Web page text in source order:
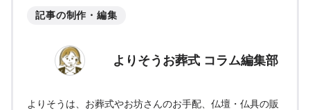
記事の制作・編集
よりそうお葬式 コラム編集部
よりそうは、お葬式やお坊さんのお手配、仏壇・仏具の販